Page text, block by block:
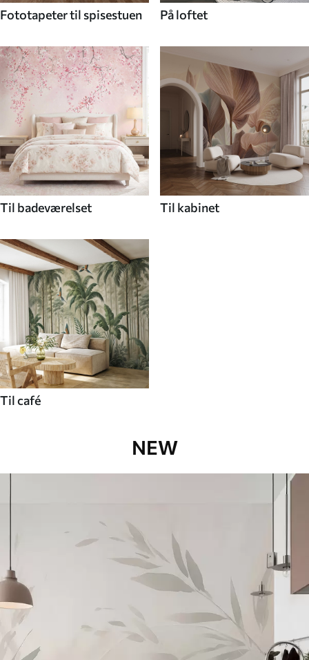
Fototapeter til spisestuen På loftet
Til badeværelset Til kabinet
Til café
NEW